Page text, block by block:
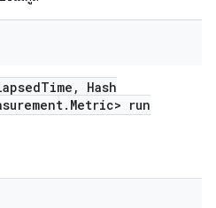
Time ,
Hash
. Metric> run